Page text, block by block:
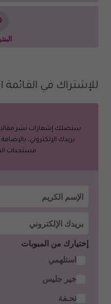
للإشتراك في القائمة
ستصلك إشعارات نشر
بريدك الإلكتروني،
مستجدات
إختيارك من المبوبات
استلهمي
خير جليس
تحـفة